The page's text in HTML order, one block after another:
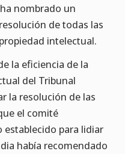
nombrado un
de todas las
intelectual.
la eficiencia de la
del Tribunal
la resolución de las
el comité
para lidiar
había recomendado